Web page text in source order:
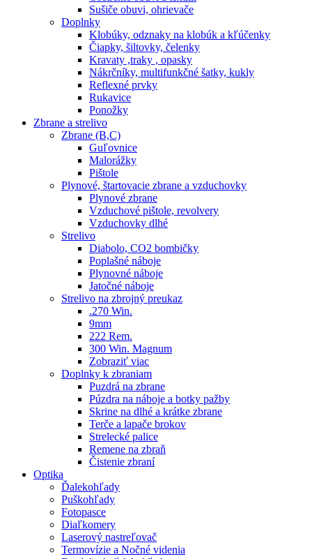
Sušiče obuvi, ohrievače
Doplnky
Klobúky, odznaky na klobúk a kľúčenky
Čiapky, šiltovky, čelenky
Kravaty ,traky , opasky
Nákrčníky, multifunkčné šatky, kukly
Reflexné prvky
Rukavice
Ponožky
Zbrane a strelivo
Zbrane (B,C)
Guľovnice
Malorážky
Pištole
Plynové, štartovacie zbrane a vzduchovky
Plynové zbrane
Vzduchové pištole, revolvery
Vzduchovky dlhé
Strelivo
Diabolo, CO2 bombičky
Poplašné náboje
Plynovné náboje
Jatočné náboje
Strelivo na zbrojný preukaz
.270 Win.
9mm
222 Rem.
300 Win. Magnum
Zobraziť viac
Doplnky k zbraniam
Puzdrá na zbrane
Púzdra na náboje a botky pažby
Skrine na dlhé a krátke zbrane
Terče a lapače brokov
Strelecké palice
Remene na zbraň
Čistenie zbraní
Optika
Ďalekohľady
Puškohľady
Fotopasce
Diaľkomery
Laserový nastreľovač
Termovízie a Nočné videnia